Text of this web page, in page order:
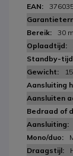
30 m